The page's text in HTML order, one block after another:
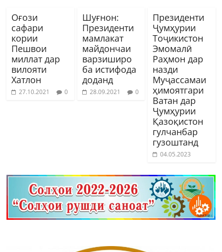
Оғози
сафари
кории
Пешвои
миллат дар
вилояти
Хатлон
27.10.2021 0
Шуғнон:
Президенти
мамлакат
майдончаи
варзиширо
ба истифода
доданд
28.09.2021 0
Президенти
Ҷумҳурии
Тоҷикистон
Эмомалӣ
Раҳмон дар
назди
Муҷассамаи
ҳимоятгари
Ватан дар
Ҷумҳурии
Қазоқистон
гулчанбар
гузоштанд
04.05.2023